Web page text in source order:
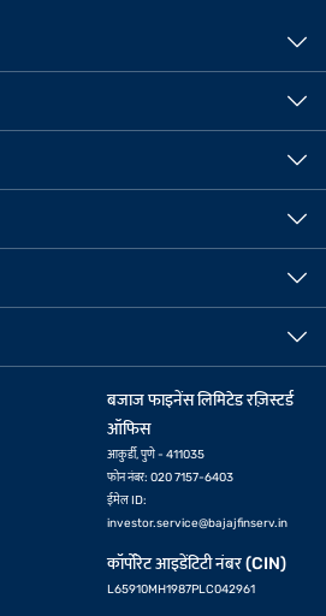
बजाज फाइनेंस लिमिटेड रज़िस्टर्ड
ऑफिस
आकुर्डी, पुणे - 411035
फोन नंबर: 020 7157-6403
ईमेल ID:
investor.service@bajajfinserv.in
कॉर्पोरेट आइडेंटिटी नंबर (CIN)
L65910MH1987PLC042961